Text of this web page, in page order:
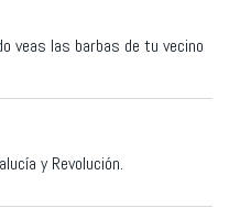
veas las barbas de tu vecino
y Revolución.